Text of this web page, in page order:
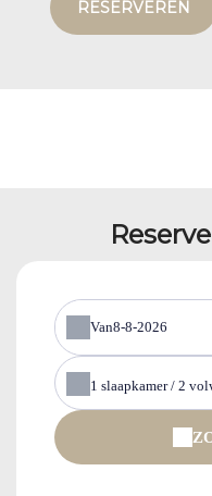
RESERVEREN
Van
1 slaapkamer / 2